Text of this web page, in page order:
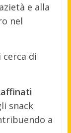
e alla
nel
di
snack
a